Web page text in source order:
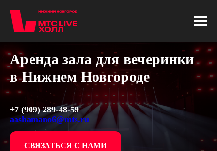
Аренда зала для вечеринки
в Нижнем Новгороде
+7 (909) 289-48-59
aashamano6@mts.ru
СВЯЗАТЬСЯ С НАМИ